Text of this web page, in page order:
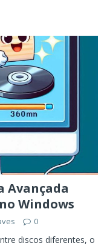
Avançada
Windows
0
discos diferentes, o